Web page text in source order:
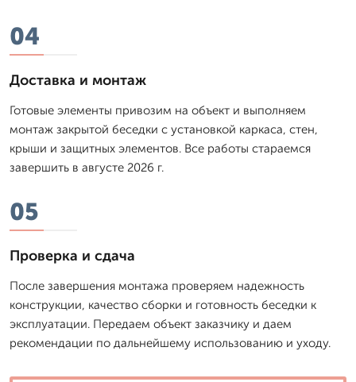
04
Доставка и монтаж
Готовые элементы привозим на объект и выполняем
монтаж закрытой беседки с установкой каркаса, стен,
крыши и защитных элементов. Все работы стараемся
завершить в августе 2026 г.
05
Проверка и сдача
После завершения монтажа проверяем надежность
конструкции, качество сборки и готовность беседки к
эксплуатации. Передаем объект заказчику и даем
рекомендации по дальнейшему использованию и уходу.